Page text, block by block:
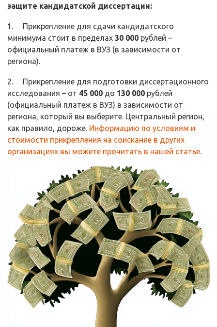
защите кандидатской диссертации:
1. Прикрепление для сдачи кандидатского
минимума стоит в пределах 30 000 рублей –
официальный платеж в ВУЗ (в зависимости от
региона).
2. Прикрепление для подготовки диссертационного
исследования – от 45 000 до 130 000 рублей
(официальный платеж в ВУЗ) в зависимости от
региона, который вы выберите. Центральный регион,
как правило, дороже. Информацию по условиям и
стоимости прикрепления на соискание в других
организациях вы можете прочитать в нашей статье.